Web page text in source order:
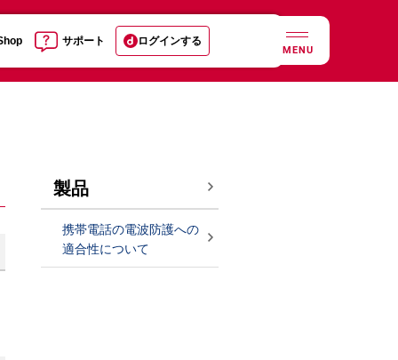
サポート ログインする
MENU
製品
携帯電話の電波防護への
適合性について